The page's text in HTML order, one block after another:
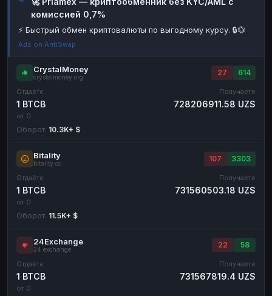
Наличные
Наличные USD Наличные USD
комиссией 0,7%
⚡ Быстрый обмен криптовалюты по выгодному курсу. 🔒💱
Ads on AntiSwap
CrystalMoney
crystalmoney.org
27 614
Отдаёте
1 BTCB
от 0
Получаете
728206911.58 UZS
Оборот: 10.3K+ $
Bitality
bitality.cc
107 3303
Отдаёте
1 BTCB
от 0
Получаете
731560503.18 UZS
Оборот: 11.5K+ $
24Exchange
24.exchange
22 58
Отдаёте
1 BTCB
от 0
Получаете
731567819.4 UZS